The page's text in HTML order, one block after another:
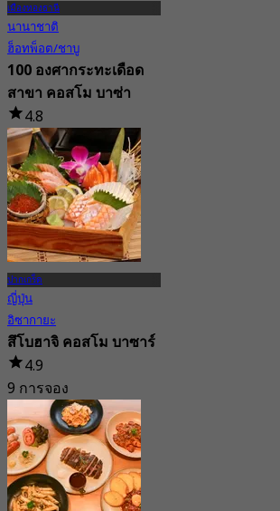
เมืองทองธานี
นานาชาติ
ฮ็อทพ็อต/ชาบู
100 องศากระทะเดือด
สาขา คอสโม บาซ่า
4.8
59 การจอง
จาก฿ 195
ปากเกร็ด
ญี่ปุ่น
อิซากายะ
สึโบฮาจิ คอสโม บาซาร์
4.9
9 การจอง
จาก฿ 495